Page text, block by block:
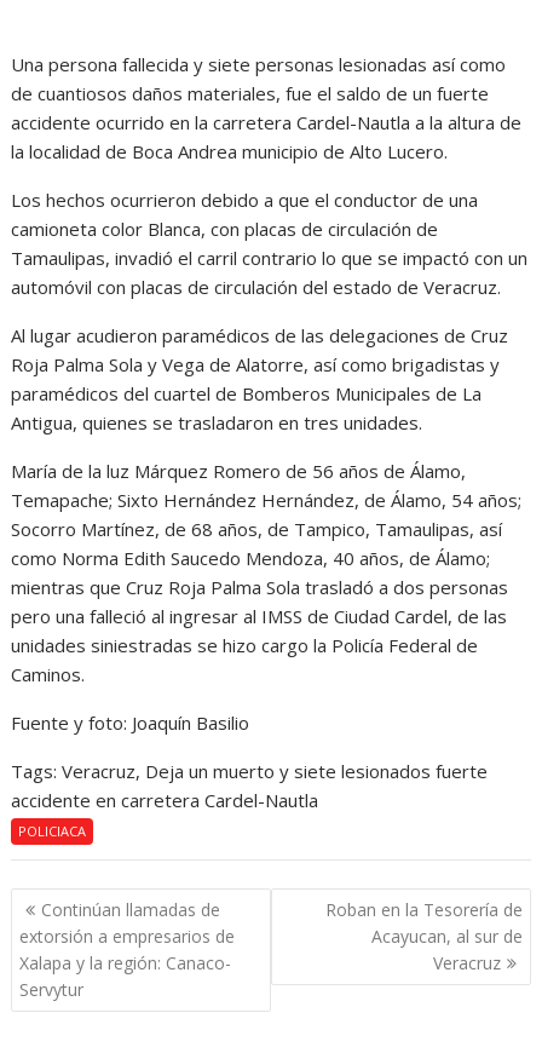
Una persona fallecida y siete personas lesionadas así como
de cuantiosos daños materiales, fue el saldo de un fuerte
accidente ocurrido en la carretera Cardel-Nautla a la altura de
la localidad de Boca Andrea municipio de Alto Lucero.
Los hechos ocurrieron debido a que el conductor de una
camioneta color Blanca, con placas de circulación de
Tamaulipas, invadió el carril contrario lo que se impactó con un
automóvil con placas de circulación del estado de Veracruz.
Al lugar acudieron paramédicos de las delegaciones de Cruz
Roja Palma Sola y Vega de Alatorre, así como brigadistas y
paramédicos del cuartel de Bomberos Municipales de La
Antigua, quienes se trasladaron en tres unidades.
María de la luz Márquez Romero de 56 años de Álamo,
Temapache; Sixto Hernández Hernández, de Álamo, 54 años;
Socorro Martínez, de 68 años, de Tampico, Tamaulipas, así
como Norma Edith Saucedo Mendoza, 40 años, de Álamo;
mientras que Cruz Roja Palma Sola trasladó a dos personas
pero una falleció al ingresar al IMSS de Ciudad Cardel, de las
unidades siniestradas se hizo cargo la Policía Federal de
Caminos.
Fuente y foto: Joaquín Basilio
Tags: Veracruz, Deja un muerto y siete lesionados fuerte
accidente en carretera Cardel-Nautla
POLICIACA
Navegación
de
entradas
Continúan llamadas de
extorsión a empresarios de
Xalapa y la región: Canaco-
Servytur
Roban en la Tesorería de
Acayucan, al sur de
Veracruz